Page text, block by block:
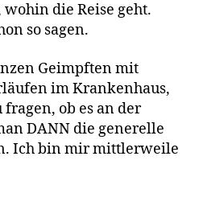
die Reise geht.
so sagen.
Geimpften mit
im Krankenhaus,
ob es an der
DANN die generelle
Ich bin mir mittlerweile